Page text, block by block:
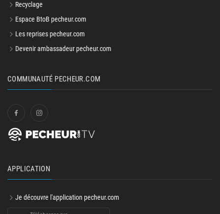
Recyclage
Espace BtoB pecheur.com
Les reprises pecheur.com
Devenir ambassadeur pecheur.com
COMMUNAUTÉ PECHEUR.COM
APPLICATION
Je découvre l'application pecheur.com